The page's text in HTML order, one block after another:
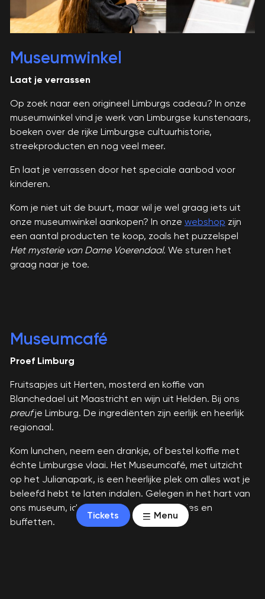
Tickets Menu
Museumwinkel
Laat je verrassen
Op zoek naar een origineel Limburgs cadeau? In onze
museumwinkel vind je werk van Limburgse kunstenaars,
boeken over de rijke Limburgse cultuurhistorie,
streekproducten en nog veel meer.
En laat je verrassen door het speciale aanbod voor
kinderen.
Kom je niet uit de buurt, maar wil je wel graag iets uit
onze museumwinkel aankopen? In onze webshop zijn
een aantal producten te koop, zoals het puzzelspel
Het mysterie van Dame Voerendaal. We sturen het
graag naar je toe.
Museumcafé
Proef Limburg
Fruitsapjes uit Herten, mosterd en koffie van
Blanchedael uit Maastricht en wijn uit Helden. Bij ons
preufje Limburg. De ingrediënten zijn eerlijk en heerlijk
regionaal.
Kom lunchen, neem een drankje, of bestel koffie met
échte Limburgse vlaai. Het Museumcafé, met uitzicht
op het Julianapark, is een heerlijke plek om alles wat je
beleefd hebt te laten indalen. Gelegen in het hart van
ons museum, ideaal voor borrels, recepties en
buffetten.